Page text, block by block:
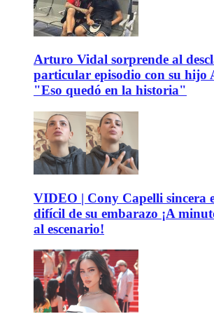
Arturo Vidal sorprende al
particular episodio con su hijo
"Eso quedó en la historia"
VIDEO | Cony Capelli sincera
difícil de su embarazo ¡A
al escenario!